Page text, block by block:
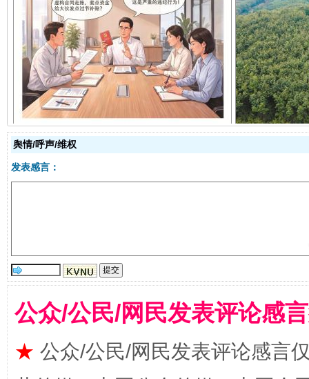
揭开“小金库”的免责幌子
舆情/呼声/维权
发表感言：
公众/公民/网民发表评论感
★ 公众/公民/网民发表评论感言